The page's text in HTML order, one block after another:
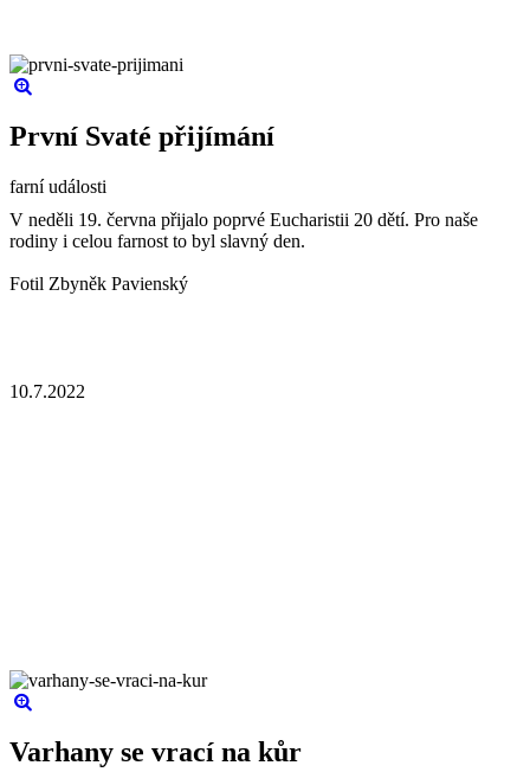
První Svaté přijímání
farní události
V neděli 19. června přijalo poprvé Eucharistii 20 dětí. Pro naše
rodiny i celou farnost to byl slavný den.
Fotil Zbyněk Pavienský
10.7.2022
Varhany se vrací na kůr